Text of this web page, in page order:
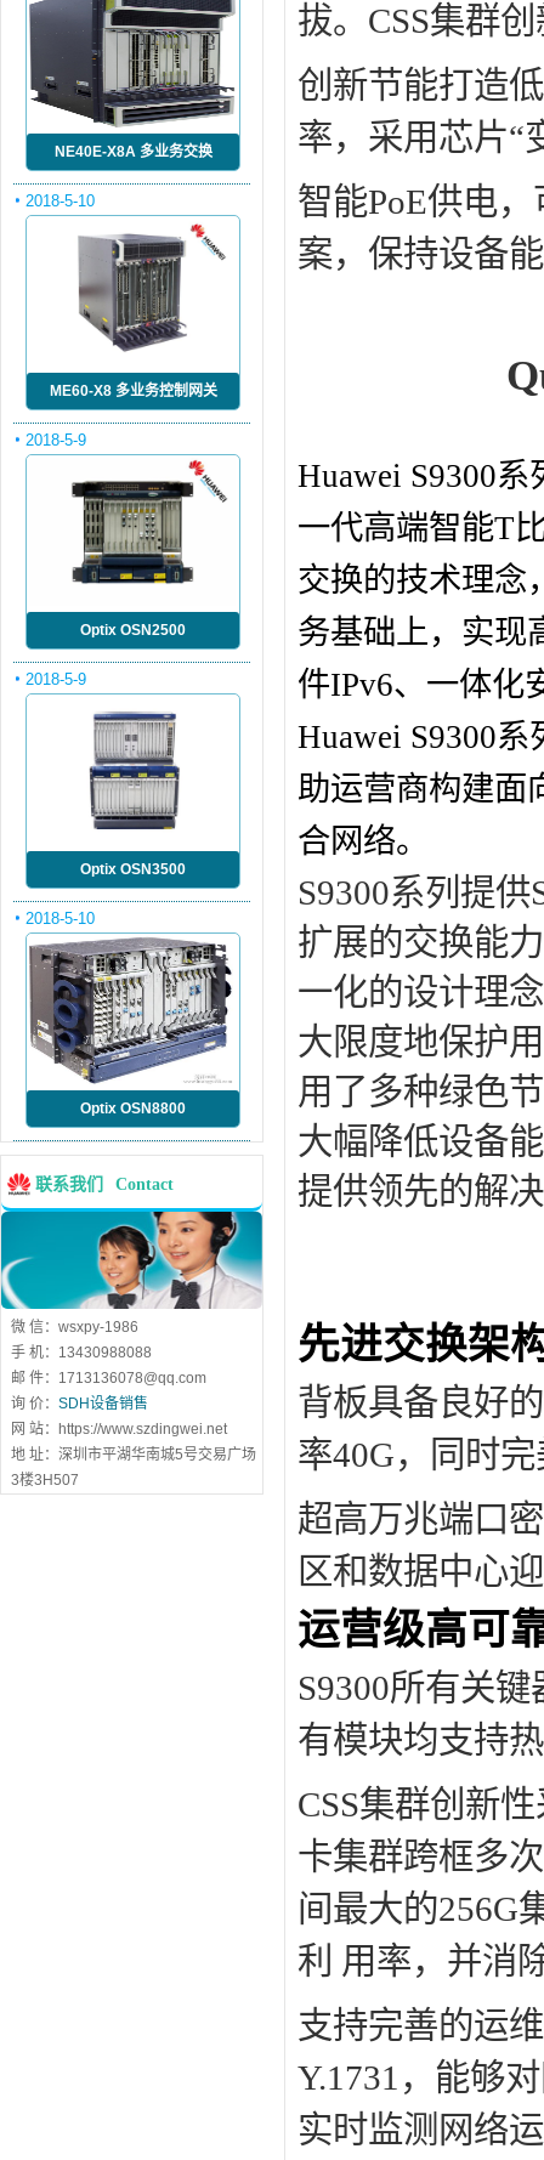
NE40E-X8A 多业务交换
2018-5-10
ME60-X8 多业务控制网关
2018-5-9
Optix OSN2500
2018-5-9
Optix OSN3500
2018-5-10
Optix OSN8800
联系我们 Contact
微 信：wsxpy-1986
手 机：13430988088
邮 件：1713136078@qq.com
询 价： SDH设备销售
网 站：https://www.szdingwei.net
地 址：深圳市平湖华南城5号交易广场
3楼3H507
拔。CSS集群
创新节能打造
率，采用芯片“
智能PoE供电
案，保持设备
Huawei S9300
一代高端智能T
交换的技术理念
务基础上，实现
件IPv6、一体化
Huawei S9300
助运营商构建面
合网络。
S9300系列提
扩展的交换能
一化的设计理
大限度地保护
用了多种绿色
大幅降低设备
提供领先的解
先进交换架
背板具备良好
率40G，同时
超高万兆端口
区和数据中心
运营级高可
S9300所有关
有模块均支持
CSS集群创新
卡集群跨框多
间最大的256G
利 用率，并消
支持完善的运
Y.1731，能够
实时监测网络